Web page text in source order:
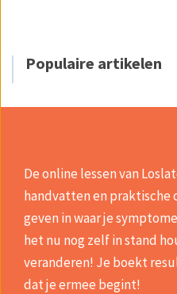
Populaire artikelen
De online lessen van
handvatten en
geven in waar je
het nu nog zelf in stand
veranderen! Je boekt
dat je ermee begint!